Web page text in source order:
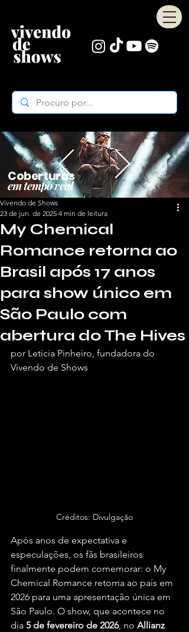
Coberturas
em tempo real
My Chemical
Romance retorna ao
Brasil após 17 anos
para show único em
São Paulo com
abertura do The Hives
Vivendo de Shows
23 de jun. de 2025 4 min de leitura
por Letícia Pinheiro, fundadora do
Vivendo de Shows
Créditos: Divulgação
Após anos de expectativa e
especulações, os fãs brasileiros
finalmente podem comemorar: o My
Chemical Romance retorna ao país em
2026 para uma apresentação única em
São Paulo. O show, que acontece no
dia 5 de fevereiro de 2026, no Allianz